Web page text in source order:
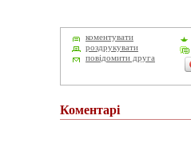
коментувати
роздрукувати
повідомити друга
Коментарі